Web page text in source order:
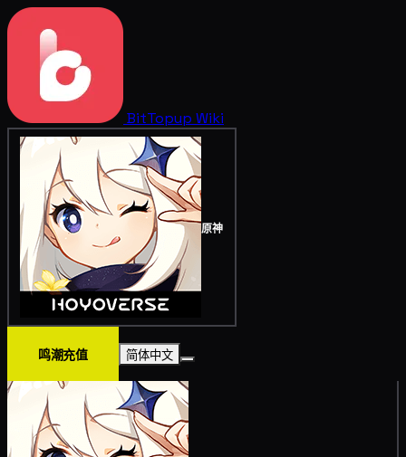
BitTopup Wiki
原神
鸣潮充值 简体中文